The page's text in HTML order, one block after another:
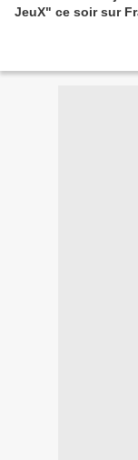
JeuX" ce soir sur